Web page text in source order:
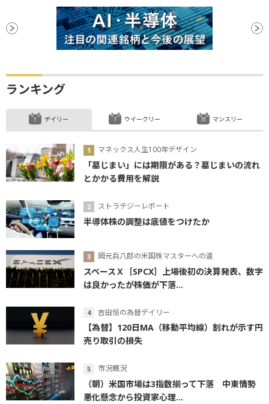
ランキング
デイリー
マネックス人生100年デザイン
「墓じまい」には期限がある？墓じまいの流れ
とかかる費用を解説
ストラテジーレポート
半導体株の調整は底値をつけたか
岡元兵八郎の米国株マスターへの道
スペースＸ［SPCX］上場後初の決算発表、数字
は良かったが株価が下落...
吉田恒の為替デイリー
【為替】120日MA（移動平均線）割れが示す円
売り取引の損失
市況概況
（朝）米国市場は3指数揃って下落 中東情勢
悪化懸念から投資家心理...
ウイークリー マンスリー